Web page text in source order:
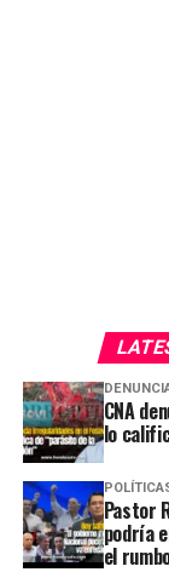
CNA
lo
Pastor
podría
el